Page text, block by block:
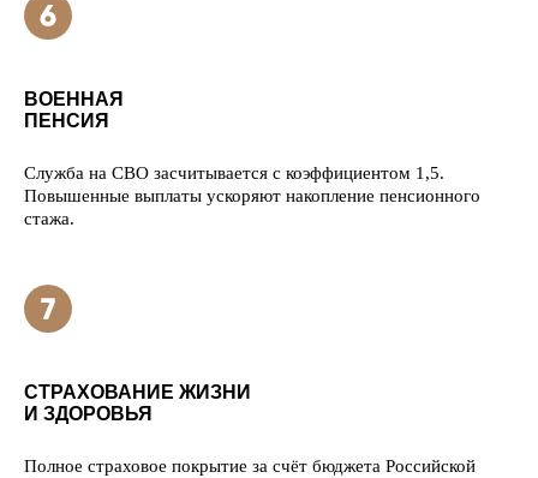
ВОЕННАЯ
ПЕНСИЯ
Служба на СВО засчитывается с коэффициентом 1,5.
Повышенные выплаты ускоряют накопление пенсионного
стажа.
СТРАХОВАНИЕ ЖИЗНИ
И ЗДОРОВЬЯ
Полное страховое покрытие за счёт бюджета Российской